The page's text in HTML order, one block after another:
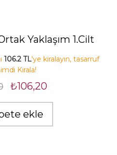
Yaklaşım 1.Cilt
106.2 TL'ye kiralayın, tasarruf
Kirala!
₺106,20
ekle